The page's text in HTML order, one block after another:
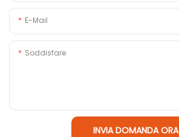
E-Mail
Soddisfare
INVIA DOMANDA ORA